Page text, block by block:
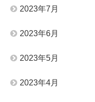
2023年7月
2023年6月
2023年5月
2023年4月